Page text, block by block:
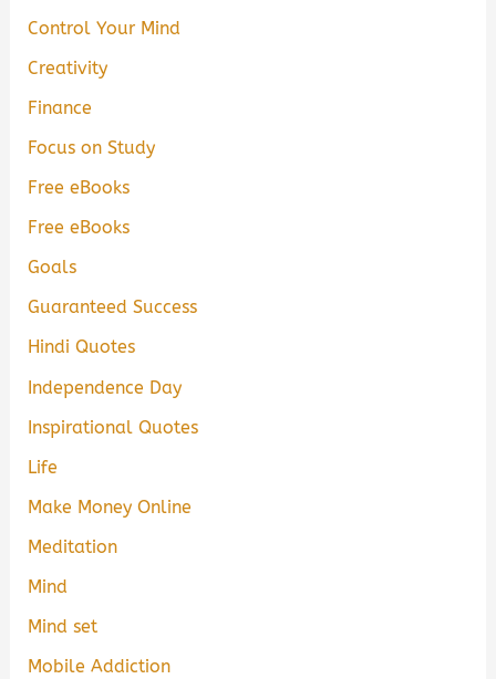
Control Your Mind
Creativity
Finance
Focus on Study
Free eBooks
Free eBooks
Goals
Guaranteed Success
Hindi Quotes
Independence Day
Inspirational Quotes
Life
Make Money Online
Meditation
Mind
Mind set
Mobile Addiction